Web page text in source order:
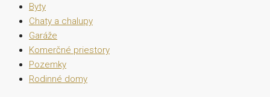
Byty
Chaty a chalupy
Garáže
Komerčné priestory
Pozemky
Rodinné domy